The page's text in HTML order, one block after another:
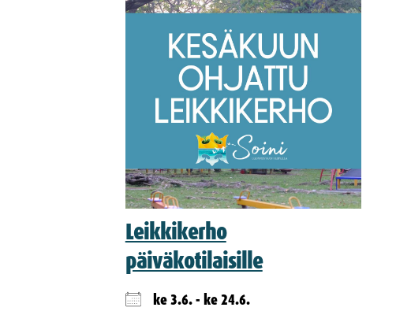
Leikkikerho
päiväkotilaisille
ke 3.6. - ke 24.6.